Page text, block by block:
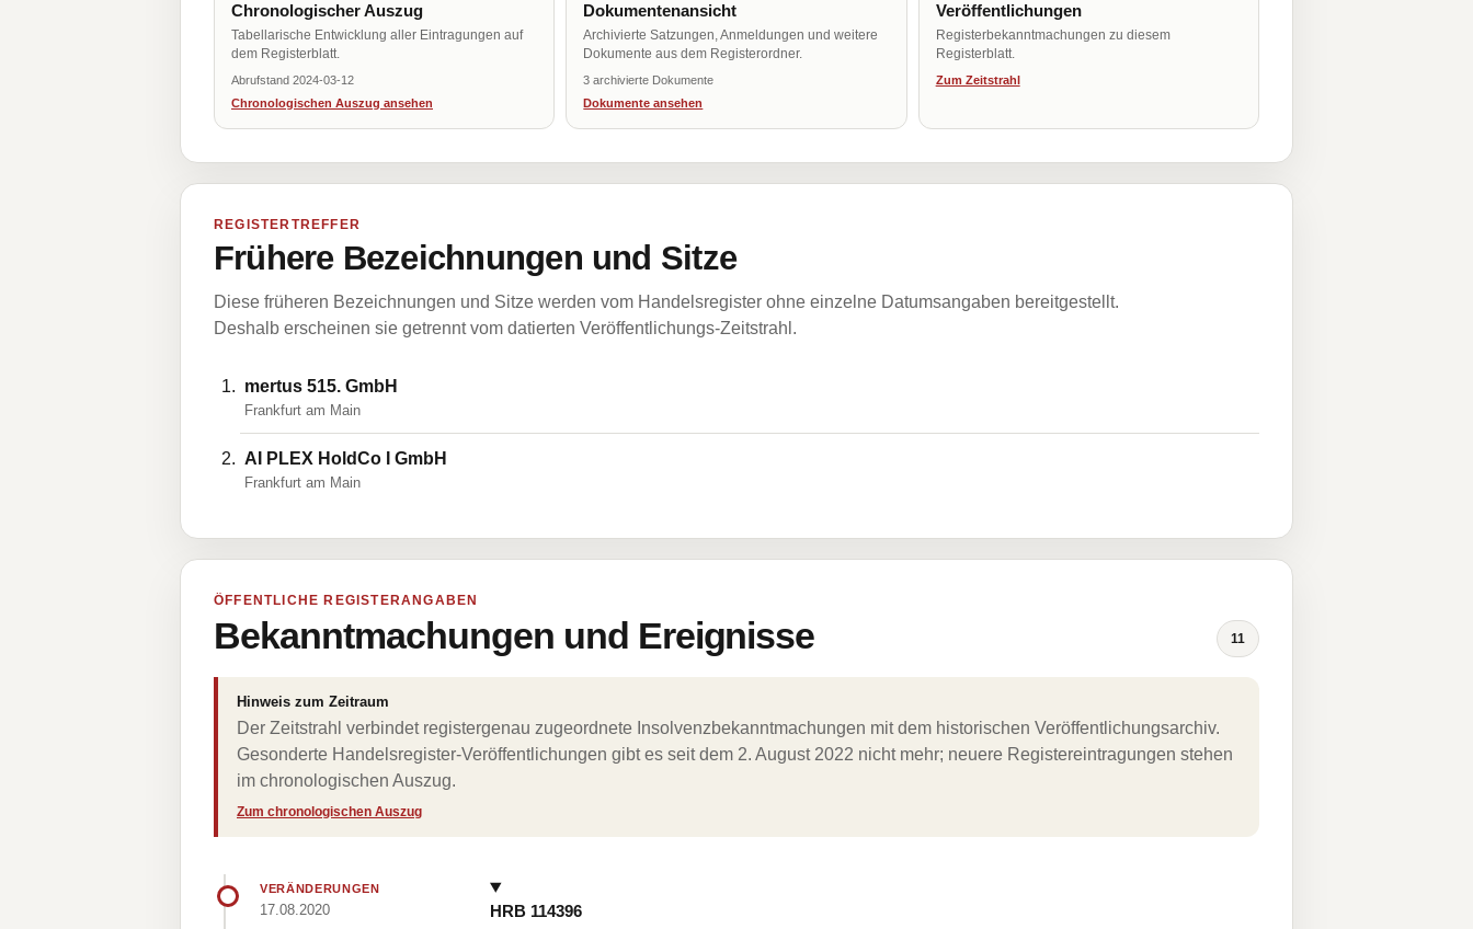
Chronologischer Auszug
Tabellarische Entwicklung aller Eintragungen auf
dem Registerblatt.
Abrufstand 2024-03-12
Chronologischen Auszug ansehen
Dokumentenansicht
Archivierte Satzungen, Anmeldungen und weitere
Dokumente aus dem Registerordner.
3 archivierte Dokumente
Dokumente ansehen
Veröffentlichungen
Registerbekanntmachungen zu diesem
Registerblatt.
Zum Zeitstrahl
REGISTERTREFFER
Frühere Bezeichnungen und Sitze
Diese früheren Bezeichnungen und Sitze werden vom Handelsregister ohne einzelne Datumsangaben bereitgestellt.
Deshalb erscheinen sie getrennt vom datierten Veröffentlichungs-Zeitstrahl.
mertus 515. GmbH
Frankfurt am Main
AI PLEX HoldCo I GmbH
Frankfurt am Main
ÖFFENTLICHE REGISTERANGABEN
Bekanntmachungen und Ereignisse 11
Hinweis zum Zeitraum
Der Zeitstrahl verbindet registergenau zugeordnete Insolvenzbekanntmachungen mit dem historischen Veröffentlichungsarchiv.
Gesonderte Handelsregister-Veröffentlichungen gibt es seit dem 2. August 2022 nicht mehr; neuere Registereintragungen stehen
im chronologischen Auszug.
Zum chronologischen Auszug
VERÄNDERUNGEN
17.08.2020 HRB 114396